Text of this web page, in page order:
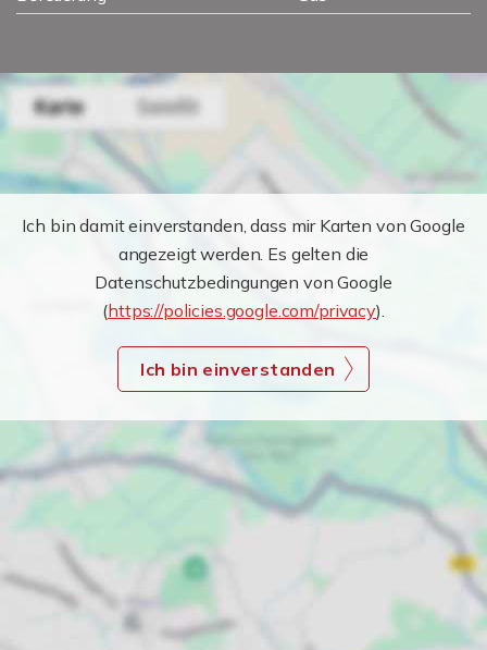
Ich bin damit einverstanden, dass mir Karten von Google
angezeigt werden. Es gelten die
Datenschutzbedingungen von Google
(https://policies.google.com/privacy).
Ich bin einverstanden